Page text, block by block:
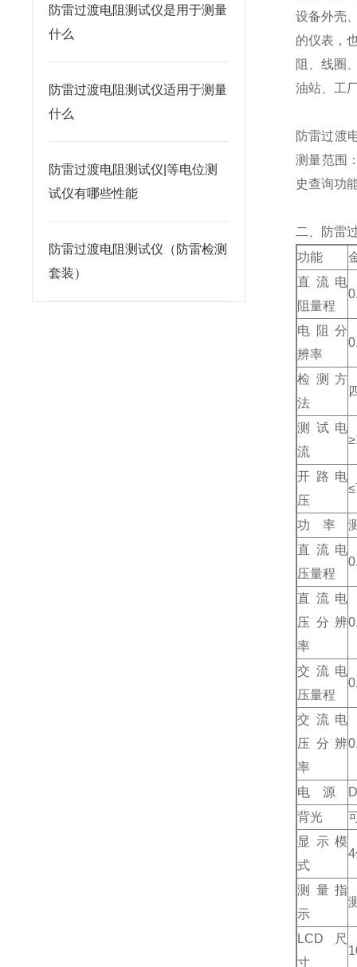
防雷过渡电阻测试仪是用于测量
什么
防雷过渡电阻测试仪适用于测量
什么
防雷过渡电阻测试仪|等电位测
试仪有哪些性能
防雷过渡电阻测试仪（防雷检测
套装）
设备外壳
的仪表，
阻、线圈
油站、工
防雷过渡
测量范围
史查询功
二、防雷
功能
直流电
阻量程
电阻分
辨率
检测方
法
测试电
流
开路电
压
功 率
直流电
压量程
直流电
压分辨
率
交流电
压量程
交流电
压分辨
率
电 源
背光
显示模
式
测量指
示
LCD尺
寸